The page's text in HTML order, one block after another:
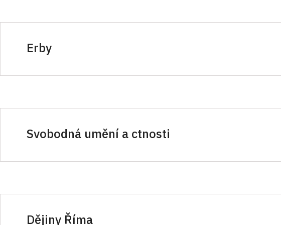
Erby
Svobodná umění a ctnosti
Prudentia / Moudrost
Dějiny Říma